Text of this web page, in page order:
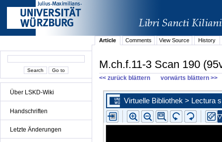
Über LSKD-Wiki
Handschriften
Letzte Änderungen
Article Comments View Source History
M.ch.f.11-3 Scan 190
<< zurück blättern vorwärts blättern >>